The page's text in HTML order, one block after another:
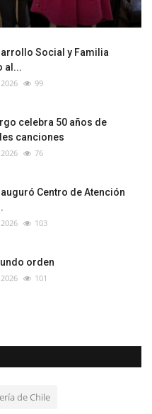
Social y Familia
al...
99
celebra 50 años de
canciones
76
Centro de Atención
103
orden
101
de Chile